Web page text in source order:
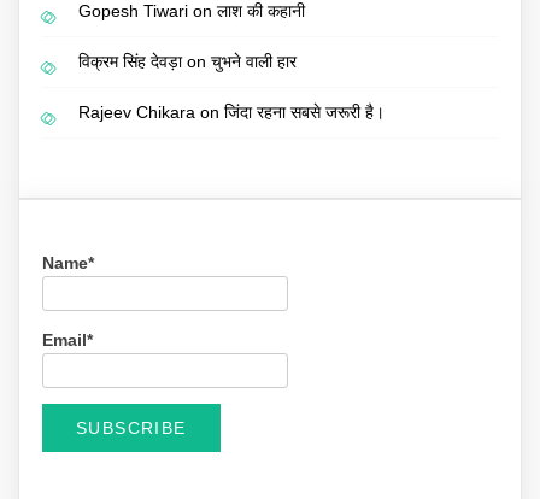
Gopesh Tiwari on लाश की कहानी
विक्रम सिंह देवड़ाon चुभने वाली हार
Rajeev Chikara on जिंदा रहना सबसे जरूरी है।
Name*
Email*